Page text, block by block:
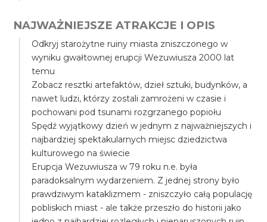
NAJWAŻNIEJSZE ATRAKCJE I OPIS
Odkryj starożytne ruiny miasta zniszczonego w
wyniku gwałtownej erupcji Wezuwiusza 2000 lat
temu
Zobacz resztki artefaktów, dzieł sztuki, budynków, a
nawet ludzi, którzy zostali zamrożeni w czasie i
pochowani pod tsunami rozgrzanego popiołu
Spędź wyjątkowy dzień w jednym z najważniejszych i
najbardziej spektakularnych miejsc dziedzictwa
kulturowego na świecie
Erupcja Wezuwiusza w 79 roku n.e. była
paradoksalnym wydarzeniem. Z jednej strony było
prawdziwym kataklizmem - zniszczyło całą populację
pobliskich miast - ale także przeszło do historii jako